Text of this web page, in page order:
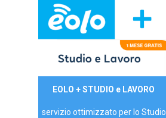
29,90€/mese
EOLO + STUDIO e LAVORO
servizio ottimizzato per lo Studio